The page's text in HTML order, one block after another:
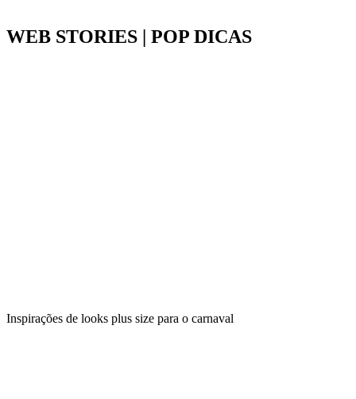
WEB STORIES | POP DICAS
Inspirações de looks plus size para o carnaval